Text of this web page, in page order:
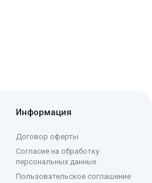
Информация
Договор оферты
Согласие на обработку
персональных данных
Пользовательское соглашение